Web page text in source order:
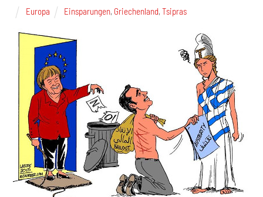
Europa Einsparungen, Griechenland,Tsipras